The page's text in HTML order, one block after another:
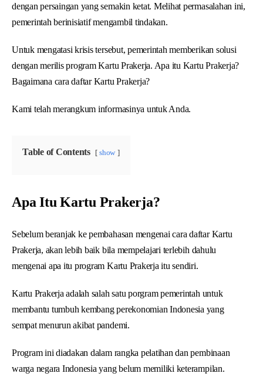
dengan persaingan yang semakin ketat. Melihat permasalahan ini,
pemerintah berinisiatif mengambil tindakan.
Untuk mengatasi krisis tersebut, pemerintah memberikan solusi
dengan merilis program Kartu Prakerja. Apa itu Kartu Prakerja?
Bagaimana cara daftar Kartu Prakerja?
Kami telah merangkum informasinya untuk Anda.
Table of Contents show
Apa Itu Kartu Prakerja?
Sebelum beranjak ke pembahasan mengenai cara daftar Kartu
Prakerja, akan lebih baik bila mempelajari terlebih dahulu
mengenai apa itu program Kartu Prakerja itu sendiri.
Kartu Prakerja adalah salah satu porgram pemerintah untuk
membantu tumbuh kembang perekonomian Indonesia yang
sempat menurun akibat pandemi.
Program ini diadakan dalam rangka pelatihan dan pembinaan
warga negara Indonesia yang belum memiliki keterampilan.